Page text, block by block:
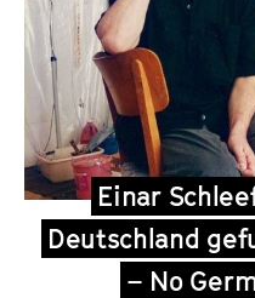
Einar
Deutschland
– No